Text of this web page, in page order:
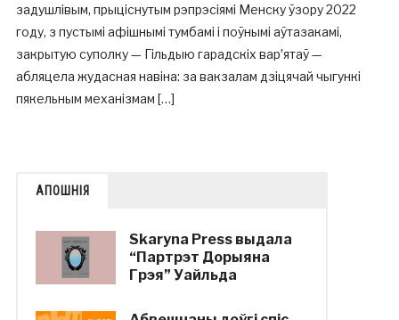
задушлівым, прыціснутым рэпрэсіямі Менску ўзору 2022
году, з пустымі афішнымі тумбамі і поўнымі аўтазакамі,
закрытую суполку — Гільдыю гарадскіх варʼятаў —
абляцела жудасная навіна: за вакзалам дзіцячай чыгункі
пякельным механізмам […]
АПОШНІЯ
Skaryna Press выдала
“Партрэт Дорыяна
Грэя” Уайльда